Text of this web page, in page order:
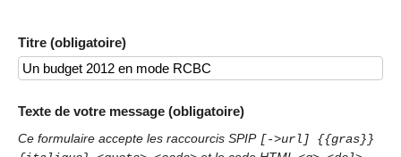
Titre (obligatoire)
Texte de votre message (obligatoire)
Ce formulaire accepte les raccourcis SPIP [->url] {{gras}}